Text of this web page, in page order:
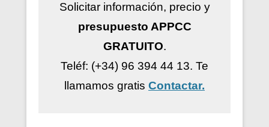
Solicitar información, precio y
presupuesto APPCC
GRATUITO.
Teléf: (+34) 96 394 44 13. Te
llamamos gratis Contactar.